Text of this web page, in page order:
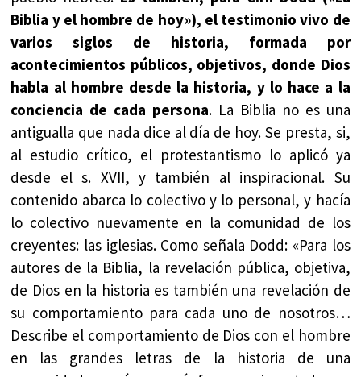
Biblia y el hombre de hoy»), el testimonio vivo de
varios siglos de historia, formada por
acontecimientos públicos, objetivos, donde Dios
habla al hombre desde la historia, y lo hace a la
conciencia de cada persona. La Biblia no es una
antigualla que nada dice al día de hoy. Se presta, si,
al estudio crítico, el protestantismo lo aplicó ya
desde el s. XVII, y también al inspiracional. Su
contenido abarca lo colectivo y lo personal, y hacía
lo colectivo nuevamente en la comunidad de los
creyentes: las iglesias. Como señala Dodd: «Para los
autores de la Biblia, la revelación pública, objetiva,
de Dios en la historia es también una revelación de
su comportamiento para cada uno de nosotros…
Describe el comportamiento de Dios con el hombre
en las grandes letras de la historia de una